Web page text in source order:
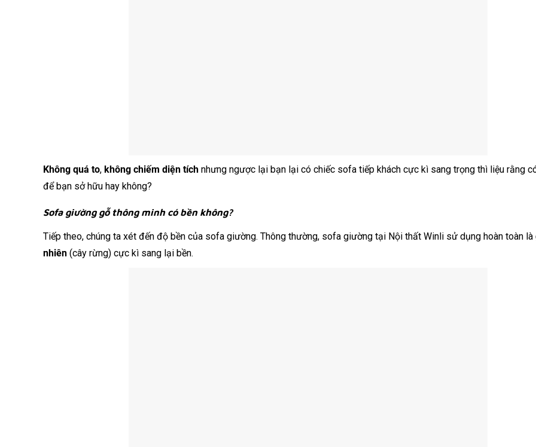
Không quá to, không chiếm diện tích nhưng ngược lại bạn lại có chiếc sofa tiếp khách cực kì sang trọng thì liệu rằng
để bạn sở hữu hay không?
Sofa giường gỗ thông minh có bền không?
Tiếp theo, chúng ta xét đến độ bền của sofa giường. Thông thường, sofa giường tại Nội thất Winli sử dụng hoàn toàn là
nhiên (cây rừng) cực kì sang lại bền.